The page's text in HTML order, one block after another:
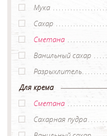
Мука
Сахар
Сметана
Ванильный сахар
Разрыхлитель
Для крема
Сметана
Сахарная пудра